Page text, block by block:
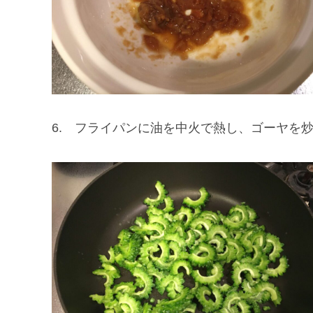
6. フライパンに油を中火で熱し、ゴーヤを